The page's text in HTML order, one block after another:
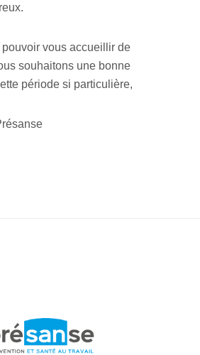
pouvoir vous accueillir de
souhaitons une bonne
période si particulière,